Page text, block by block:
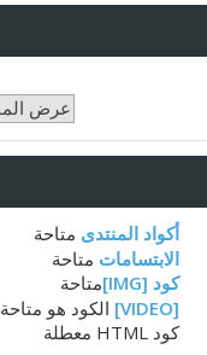
أكواد المنتدى متاحة
الابتسامات متاحة
كود [IMG]
متاحة
[VIDEO]
الكود هو متاحة
كود HTML
معطلة